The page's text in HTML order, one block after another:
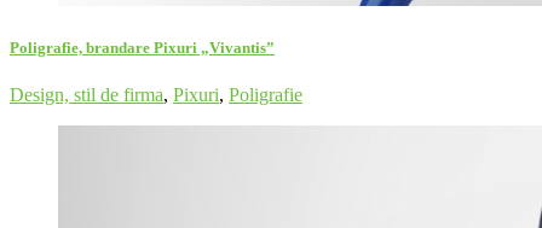
Poligrafie, brandare Pixuri „Vivantis”
Design, stil de firma, Pixuri, Poligrafie